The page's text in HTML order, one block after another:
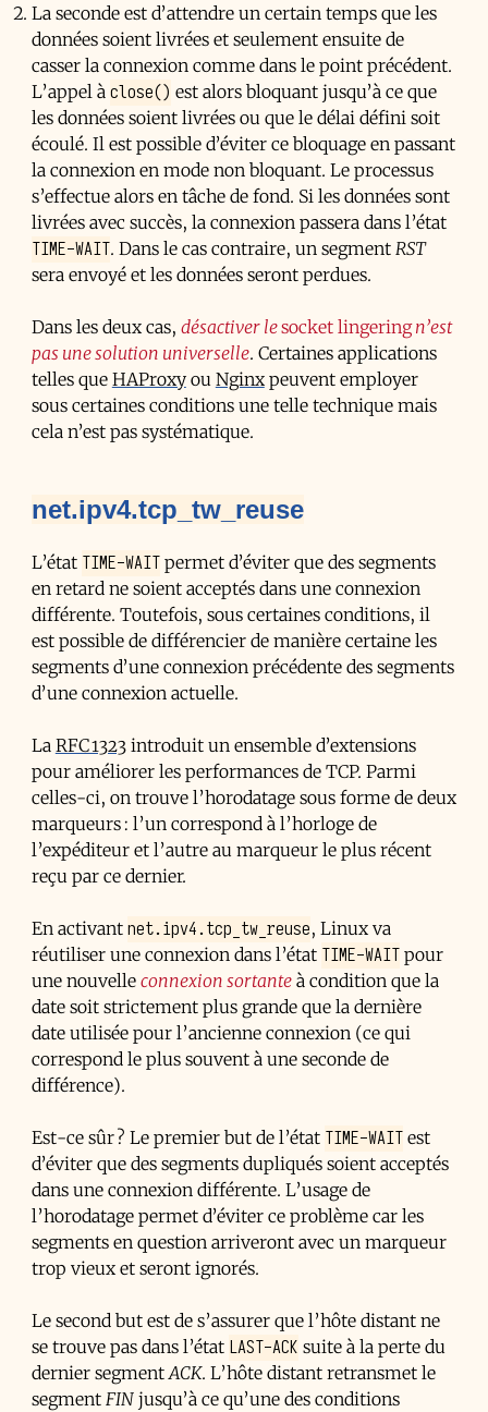
La seconde est d’attendre un certain temps que les
données soient livrées et seulement ensuite de
casser la connexion comme dans le point précédent.
L’appel à close() est alors bloquant jusqu’à ce que
les données soient livrées ou que le délai défini soit
écoulé. Il est possible d’éviter ce bloquage en passant
la connexion en mode non bloquant. Le processus
s’effectue alors en tâche de fond. Si les données sont
livrées avec succès, la connexion passera dans l’état
TIME-WAIT. Dans le cas contraire, un segment RST
sera envoyé et les données seront perdues.
Dans les deux cas, désactiver lesocket lingeringn’est
pas une solution universelle. Certaines applications
telles que HAProxyou Nginxpeuvent employer
sous certaines conditions une telle technique mais
cela n’est pas systématique.
net.ipv4.tcp_tw_reuse
L’état TIME-WAITpermet d’éviter que des segments
en retard ne soient acceptés dans une connexion
différente. Toutefois, sous certaines conditions, il
est possible de différencier de manière certaine les
segments d’une connexion précédente des segments
d’une connexion actuelle.
La RFC 1323introduit un ensemble d’extensions
pour améliorer les performances de TCP. Parmi
celles-ci, on trouve l’horodatage sous forme de deux
marqueurs : l’un correspond à l’horloge de
l’expéditeur et l’autre au marqueur le plus récent
reçu par ce dernier.
En activant net.ipv4.tcp_tw_reuse, Linux va
réutiliser une connexion dans l’état TIME-WAITpour
une nouvelle connexion sortanteà condition que la
date soit strictement plus grande que la dernière
date utilisée pour l’ancienne connexion (ce qui
correspond le plus souvent à une seconde de
différence).
Est-ce sûr ? Le premier but de l’état TIME-WAITest
d’éviter que des segments dupliqués soient acceptés
dans une connexion différente. L’usage de
l’horodatage permet d’éviter ce problème car les
segments en question arriveront avec un marqueur
trop vieux et seront ignorés.
Le second but est de s’assurer que l’hôte distant ne
se trouve pas dans l’état LAST-ACK suite à la perte du
dernier segment ACK. L’hôte distant retransmet le
segment FINjusqu’à ce qu’une des conditions